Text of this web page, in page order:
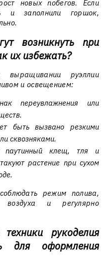
новых побегов. Если
и заполнили горшок,
возникнуть при
их избежать?
выращивании руэллии
и освещением:
переувлажнения или
быть вызвано резкими
сквозняками.
клещ, тля и
растение при сухом
режим полива,
воздуха и регулярно
рукоделия
для оформления